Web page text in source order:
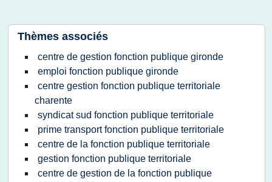
Thèmes associés
centre de gestion fonction publique gironde
emploi fonction publique gironde
centre gestion fonction publique territoriale
charente
syndicat sud fonction publique territoriale
prime transport fonction publique territoriale
centre de la fonction publique territoriale
gestion fonction publique territoriale
centre de gestion de la fonction publique